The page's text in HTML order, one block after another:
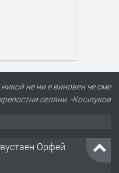
не ни е виновен че сме
селяни. -Кошлуков
Орфей